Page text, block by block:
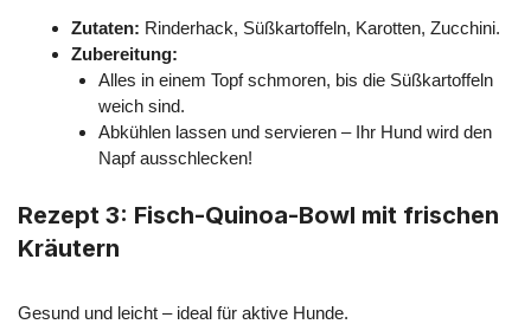
Zutaten: Rinderhack, Süßkartoffeln, Karotten, Zucchini.
Zubereitung:
Alles in einem Topf schmoren, bis die Süßkartoffeln
weich sind.
Abkühlen lassen und servieren – Ihr Hund wird den
Napf ausschlecken!
Rezept 3: Fisch-Quinoa-Bowl mit frischen
Kräutern
Gesund und leicht – ideal für aktive Hunde.